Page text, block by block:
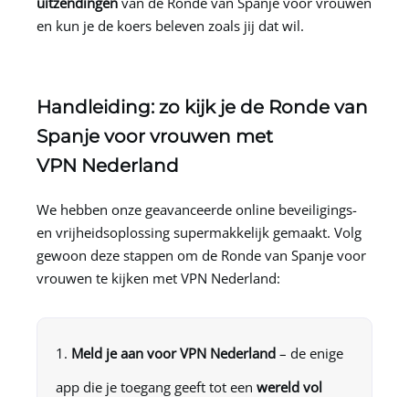
en kun je de koers beleven zoals jij dat wil.
Handleiding: zo kijk je de Ronde van
Spanje voor vrouwen met
VPN Nederland
We hebben onze geavanceerde online beveiligings-
en vrijheidsoplossing supermakkelijk gemaakt. Volg
gewoon deze stappen om de Ronde van Spanje voor
vrouwen te kijken met VPN Nederland:
Meld je aan voorVPN Nederland – de enige
app die je toegang geeft tot een wereld vol